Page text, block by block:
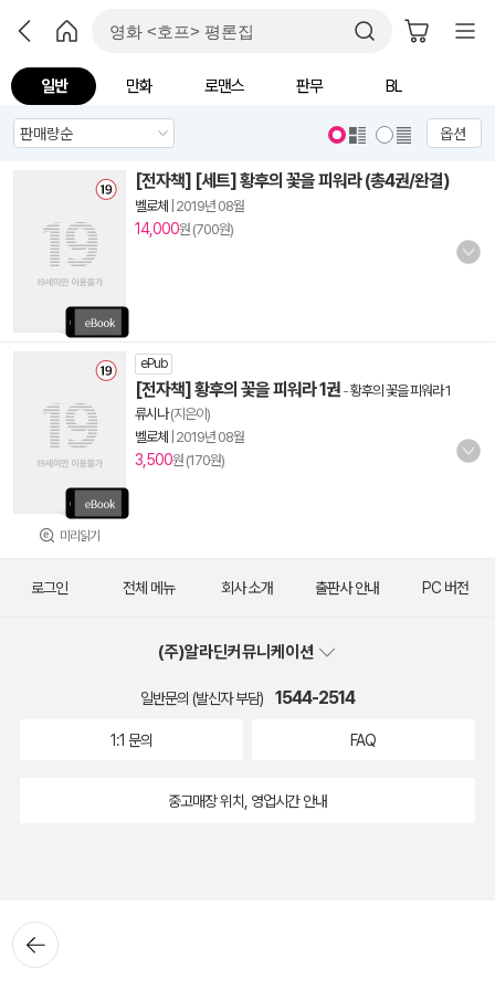
일반 만화 로맨스 판무 BL
옵션
[전자책] [세트] 황후의 꽃을 피워라 (총4권/완결)
벨로체 2019년 08월
14,000원 (700원)
미리읽기
ePub
[전자책] 황후의 꽃을 피워라 1권 -황후의 꽃을 피워라 1
류시나(지은이)
벨로체
2019년 08월
3,500원 (170원)
뒤로가
기
로그인 전체 메뉴 회사 소개 출판사 안내 PC 버전
(주)알라딘커뮤니케이션
일반문의 (발신자 부담) 1544-2514
1:1 문의 FAQ
중고매장 위치, 영업시간 안내